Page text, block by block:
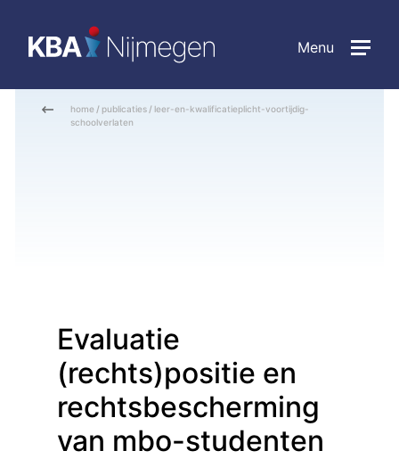
Menu
home / publicaties / leer-en-kwalificatieplicht-voortijdig-
schoolverlaten
Evaluatie
(rechts)positie en
rechtsbescherming
van mbo-studenten